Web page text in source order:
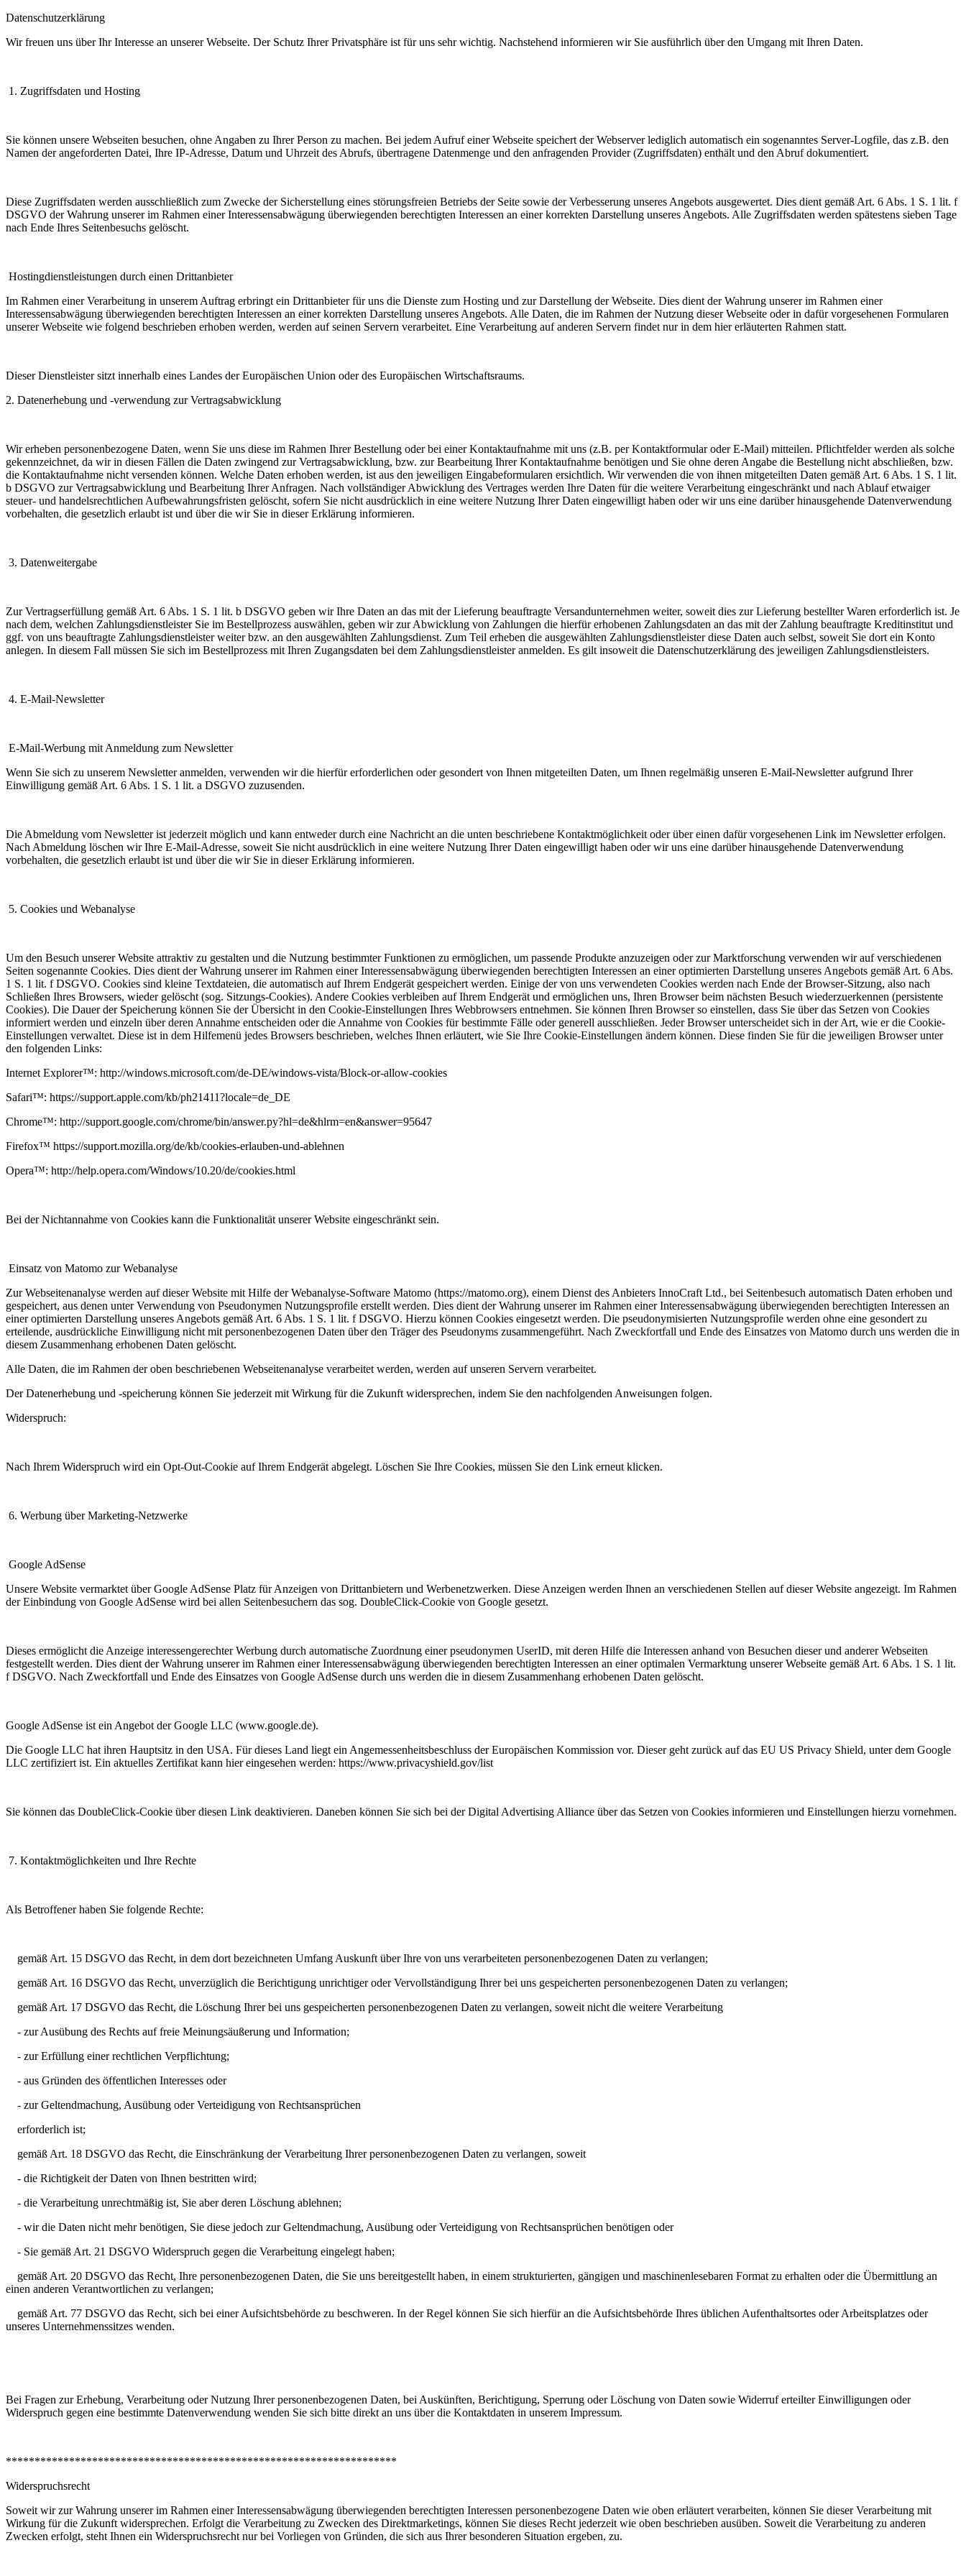
Datenschutzerklärung
Wir freuen uns über Ihr Interesse an unserer Webseite. Der Schutz Ihrer Privatsphäre ist für uns sehr wichtig. Nachstehend informieren wir Sie ausführlich über den Umgang mit Ihren Daten.
1. Zugriffsdaten und Hosting
Sie können unsere Webseiten besuchen, ohne Angaben zu Ihrer Person zu machen. Bei jedem Aufruf einer Webseite speichert der Webserver lediglich automatisch ein sogenanntes Server-Logfile, das z.B. den
Namen der angeforderten Datei, Ihre IP-Adresse, Datum und Uhrzeit des Abrufs, übertragene Datenmenge und den anfragenden Provider (Zugriffsdaten) enthält und den Abruf dokumentiert.
Diese Zugriffsdaten werden ausschließlich zum Zwecke der Sicherstellung eines störungsfreien Betriebs der Seite sowie der Verbesserung unseres Angebots ausgewertet. Dies dient gemäß Art. 6 Abs. 1 S. 1 lit. f
DSGVO der Wahrung unserer im Rahmen einer Interessensabwägung überwiegenden berechtigten Interessen an einer korrekten Darstellung unseres Angebots. Alle Zugriffsdaten werden spätestens sieben Tage
nach Ende Ihres Seitenbesuchs gelöscht.
Hostingdienstleistungen durch einen Drittanbieter
Im Rahmen einer Verarbeitung in unserem Auftrag erbringt ein Drittanbieter für uns die Dienste zum Hosting und zur Darstellung der Webseite. Dies dient der Wahrung unserer im Rahmen einer
Interessensabwägung überwiegenden berechtigten Interessen an einer korrekten Darstellung unseres Angebots. Alle Daten, die im Rahmen der Nutzung dieser Webseite oder in dafür vorgesehenen Formularen
unserer Webseite wie folgend beschrieben erhoben werden, werden auf seinen Servern verarbeitet. Eine Verarbeitung auf anderen Servern findet nur in dem hier erläuterten Rahmen statt.
Dieser Dienstleister sitzt innerhalb eines Landes der Europäischen Union oder des Europäischen Wirtschaftsraums.
2. Datenerhebung und -verwendung zur Vertragsabwicklung
Wir erheben personenbezogene Daten, wenn Sie uns diese im Rahmen Ihrer Bestellung oder bei einer Kontaktaufnahme mit uns (z.B. per Kontaktformular oder E-Mail) mitteilen. Pflichtfelder werden als solche
gekennzeichnet, da wir in diesen Fällen die Daten zwingend zur Vertragsabwicklung, bzw. zur Bearbeitung Ihrer Kontaktaufnahme benötigen und Sie ohne deren Angabe die Bestellung nicht abschließen, bzw.
die Kontaktaufnahme nicht versenden können. Welche Daten erhoben werden, ist aus den jeweiligen Eingabeformularen ersichtlich. Wir verwenden die von ihnen mitgeteilten Daten gemäß Art. 6 Abs. 1 S. 1 lit.
b DSGVO zur Vertragsabwicklung und Bearbeitung Ihrer Anfragen. Nach vollständiger Abwicklung des Vertrages werden Ihre Daten für die weitere Verarbeitung eingeschränkt und nach Ablauf etwaiger
steuer- und handelsrechtlichen Aufbewahrungsfristen gelöscht, sofern Sie nicht ausdrücklich in eine weitere Nutzung Ihrer Daten eingewilligt haben oder wir uns eine darüber hinausgehende Datenverwendung
vorbehalten, die gesetzlich erlaubt ist und über die wir Sie in dieser Erklärung informieren.
3. Datenweitergabe
Zur Vertragserfüllung gemäß Art. 6 Abs. 1 S. 1 lit. b DSGVO geben wir Ihre Daten an das mit der Lieferung beauftragte Versandunternehmen weiter, soweit dies zur Lieferung bestellter Waren erforderlich ist. Je
nach dem, welchen Zahlungsdienstleister Sie im Bestellprozess auswählen, geben wir zur Abwicklung von Zahlungen die hierfür erhobenen Zahlungsdaten an das mit der Zahlung beauftragte Kreditinstitut und
ggf. von uns beauftragte Zahlungsdienstleister weiter bzw. an den ausgewählten Zahlungsdienst. Zum Teil erheben die ausgewählten Zahlungsdienstleister diese Daten auch selbst, soweit Sie dort ein Konto
anlegen. In diesem Fall müssen Sie sich im Bestellprozess mit Ihren Zugangsdaten bei dem Zahlungsdienstleister anmelden. Es gilt insoweit die Datenschutzerklärung des jeweiligen Zahlungsdienstleisters.
4. E-Mail-Newsletter
E-Mail-Werbung mit Anmeldung zum Newsletter
Wenn Sie sich zu unserem Newsletter anmelden, verwenden wir die hierfür erforderlichen oder gesondert von Ihnen mitgeteilten Daten, um Ihnen regelmäßig unseren E-Mail-Newsletter aufgrund Ihrer
Einwilligung gemäß Art. 6 Abs. 1 S. 1 lit. a DSGVO zuzusenden.
Die Abmeldung vom Newsletter ist jederzeit möglich und kann entweder durch eine Nachricht an die unten beschriebene Kontaktmöglichkeit oder über einen dafür vorgesehenen Link im Newsletter erfolgen.
Nach Abmeldung löschen wir Ihre E-Mail-Adresse, soweit Sie nicht ausdrücklich in eine weitere Nutzung Ihrer Daten eingewilligt haben oder wir uns eine darüber hinausgehende Datenverwendung
vorbehalten, die gesetzlich erlaubt ist und über die wir Sie in dieser Erklärung informieren.
5. Cookies und Webanalyse
Um den Besuch unserer Website attraktiv zu gestalten und die Nutzung bestimmter Funktionen zu ermöglichen, um passende Produkte anzuzeigen oder zur Marktforschung verwenden wir auf verschiedenen
Seiten sogenannte Cookies. Dies dient der Wahrung unserer im Rahmen einer Interessensabwägung überwiegenden berechtigten Interessen an einer optimierten Darstellung unseres Angebots gemäß Art. 6 Abs.
1 S. 1 lit. f DSGVO. Cookies sind kleine Textdateien, die automatisch auf Ihrem Endgerät gespeichert werden. Einige der von uns verwendeten Cookies werden nach Ende der Browser-Sitzung, also nach
Schließen Ihres Browsers, wieder gelöscht (sog. Sitzungs-Cookies). Andere Cookies verbleiben auf Ihrem Endgerät und ermöglichen uns, Ihren Browser beim nächsten Besuch wiederzuerkennen (persistente
Cookies). Die Dauer der Speicherung können Sie der Übersicht in den Cookie-Einstellungen Ihres Webbrowsers entnehmen. Sie können Ihren Browser so einstellen, dass Sie über das Setzen von Cookies
informiert werden und einzeln über deren Annahme entscheiden oder die Annahme von Cookies für bestimmte Fälle oder generell ausschließen. Jeder Browser unterscheidet sich in der Art, wie er die Cookie-
Einstellungen verwaltet. Diese ist in dem Hilfemenü jedes Browsers beschrieben, welches Ihnen erläutert, wie Sie Ihre Cookie-Einstellungen ändern können. Diese finden Sie für die jeweiligen Browser unter
den folgenden Links:
Internet Explorer™: http://windows.microsoft.com/de-DE/windows-vista/Block-or-allow-cookies
Safari™: https://support.apple.com/kb/ph21411?locale=de_DE
Chrome™: http://support.google.com/chrome/bin/answer.py?hl=de&hlrm=en&answer=95647
Firefox™ https://support.mozilla.org/de/kb/cookies-erlauben-und-ablehnen
Opera™: http://help.opera.com/Windows/10.20/de/cookies.html
Bei der Nichtannahme von Cookies kann die Funktionalität unserer Website eingeschränkt sein.
Einsatz von Matomo zur Webanalyse
Zur Webseitenanalyse werden auf dieser Website mit Hilfe der Webanalyse-Software Matomo (https://matomo.org), einem Dienst des Anbieters InnoCraft Ltd., bei Seitenbesuch automatisch Daten erhoben und
gespeichert, aus denen unter Verwendung von Pseudonymen Nutzungsprofile erstellt werden. Dies dient der Wahrung unserer im Rahmen einer Interessensabwägung überwiegenden berechtigten Interessen an
einer optimierten Darstellung unseres Angebots gemäß Art. 6 Abs. 1 S. 1 lit. f DSGVO. Hierzu können Cookies eingesetzt werden. Die pseudonymisierten Nutzungsprofile werden ohne eine gesondert zu
erteilende, ausdrückliche Einwilligung nicht mit personenbezogenen Daten über den Träger des Pseudonyms zusammengeführt. Nach Zweckfortfall und Ende des Einsatzes von Matomo durch uns werden die in
diesem Zusammenhang erhobenen Daten gelöscht.
Alle Daten, die im Rahmen der oben beschriebenen Webseitenanalyse verarbeitet werden, werden auf unseren Servern verarbeitet.
Der Datenerhebung und -speicherung können Sie jederzeit mit Wirkung für die Zukunft widersprechen, indem Sie den nachfolgenden Anweisungen folgen.
Widerspruch:
Nach Ihrem Widerspruch wird ein Opt-Out-Cookie auf Ihrem Endgerät abgelegt. Löschen Sie Ihre Cookies, müssen Sie den Link erneut klicken.
6. Werbung über Marketing-Netzwerke
Google AdSense
Unsere Website vermarktet über Google AdSense Platz für Anzeigen von Drittanbietern und Werbenetzwerken. Diese Anzeigen werden Ihnen an verschiedenen Stellen auf dieser Website angezeigt. Im Rahmen
der Einbindung von Google AdSense wird bei allen Seitenbesuchern das sog. DoubleClick-Cookie von Google gesetzt.
Dieses ermöglicht die Anzeige interessengerechter Werbung durch automatische Zuordnung einer pseudonymen UserID, mit deren Hilfe die Interessen anhand von Besuchen dieser und anderer Webseiten
festgestellt werden. Dies dient der Wahrung unserer im Rahmen einer Interessensabwägung überwiegenden berechtigten Interessen an einer optimalen Vermarktung unserer Webseite gemäß Art. 6 Abs. 1 S. 1 lit.
f DSGVO. Nach Zweckfortfall und Ende des Einsatzes von Google AdSense durch uns werden die in diesem Zusammenhang erhobenen Daten gelöscht.
Google AdSense ist ein Angebot der Google LLC (www.google.de).
Die Google LLC hat ihren Hauptsitz in den USA. Für dieses Land liegt ein Angemessenheitsbeschluss der Europäischen Kommission vor. Dieser geht zurück auf das EU US Privacy Shield, unter dem Google
LLC zertifiziert ist. Ein aktuelles Zertifikat kann hier eingesehen werden: https://www.privacyshield.gov/list
Sie können das DoubleClick-Cookie über diesen Link deaktivieren. Daneben können Sie sich bei der Digital Advertising Alliance über das Setzen von Cookies informieren und Einstellungen hierzu vornehmen.
7. Kontaktmöglichkeiten und Ihre Rechte
Als Betroffener haben Sie folgende Rechte:
gemäß Art. 15 DSGVO das Recht, in dem dort bezeichneten Umfang Auskunft über Ihre von uns verarbeiteten personenbezogenen Daten zu verlangen;
gemäß Art. 16 DSGVO das Recht, unverzüglich die Berichtigung unrichtiger oder Vervollständigung Ihrer bei uns gespeicherten personenbezogenen Daten zu verlangen;
gemäß Art. 17 DSGVO das Recht, die Löschung Ihrer bei uns gespeicherten personenbezogenen Daten zu verlangen, soweit nicht die weitere Verarbeitung
- zur Ausübung des Rechts auf freie Meinungsäußerung und Information;
- zur Erfüllung einer rechtlichen Verpflichtung;
- aus Gründen des öffentlichen Interesses oder
- zur Geltendmachung, Ausübung oder Verteidigung von Rechtsansprüchen
erforderlich ist;
gemäß Art. 18 DSGVO das Recht, die Einschränkung der Verarbeitung Ihrer personenbezogenen Daten zu verlangen, soweit
- die Richtigkeit der Daten von Ihnen bestritten wird;
- die Verarbeitung unrechtmäßig ist, Sie aber deren Löschung ablehnen;
- wir die Daten nicht mehr benötigen, Sie diese jedoch zur Geltendmachung, Ausübung oder Verteidigung von Rechtsansprüchen benötigen oder
- Sie gemäß Art. 21 DSGVO Widerspruch gegen die Verarbeitung eingelegt haben;
gemäß Art. 20 DSGVO das Recht, Ihre personenbezogenen Daten, die Sie uns bereitgestellt haben, in einem strukturierten, gängigen und maschinenlesebaren Format zu erhalten oder die Übermittlung an
einen anderen Verantwortlichen zu verlangen;
gemäß Art. 77 DSGVO das Recht, sich bei einer Aufsichtsbehörde zu beschweren. In der Regel können Sie sich hierfür an die Aufsichtsbehörde Ihres üblichen Aufenthaltsortes oder Arbeitsplatzes oder
unseres Unternehmenssitzes wenden.
Bei Fragen zur Erhebung, Verarbeitung oder Nutzung Ihrer personenbezogenen Daten, bei Auskünften, Berichtigung, Sperrung oder Löschung von Daten sowie Widerruf erteilter Einwilligungen oder
Widerspruch gegen eine bestimmte Datenverwendung wenden Sie sich bitte direkt an uns über die Kontaktdaten in unserem Impressum.
********************************************************************
Widerspruchsrecht
Soweit wir zur Wahrung unserer im Rahmen einer Interessensabwägung überwiegenden berechtigten Interessen personenbezogene Daten wie oben erläutert verarbeiten, können Sie dieser Verarbeitung mit
Wirkung für die Zukunft widersprechen. Erfolgt die Verarbeitung zu Zwecken des Direktmarketings, können Sie dieses Recht jederzeit wie oben beschrieben ausüben. Soweit die Verarbeitung zu anderen
Zwecken erfolgt, steht Ihnen ein Widerspruchsrecht nur bei Vorliegen von Gründen, die sich aus Ihrer besonderen Situation ergeben, zu.